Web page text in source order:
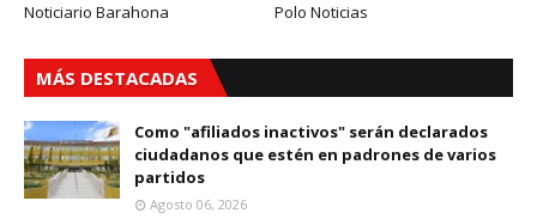
Noticiario Barahona
Polo Noticias
MÁS DESTACADAS
Como "afiliados inactivos" serán declarados
ciudadanos que estén en padrones de varios
partidos
Agosto 06, 2026